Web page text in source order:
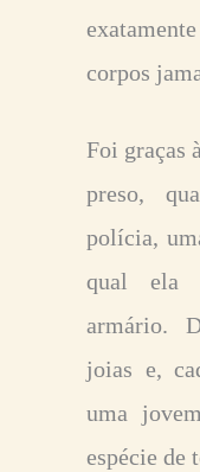
corpos
Foi graças
preso,
polícia,
qual ela
armário.
joias e,
uma
espécie de